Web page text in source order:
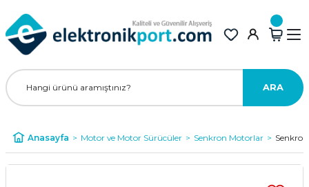
ARA
Anasayfa Motor ve Motor Sürücüler Senkron Motorlar